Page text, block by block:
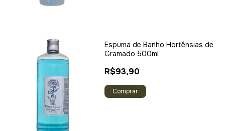
Espuma de Banho Hortênsias de
Gramado 500ml
R$93,90